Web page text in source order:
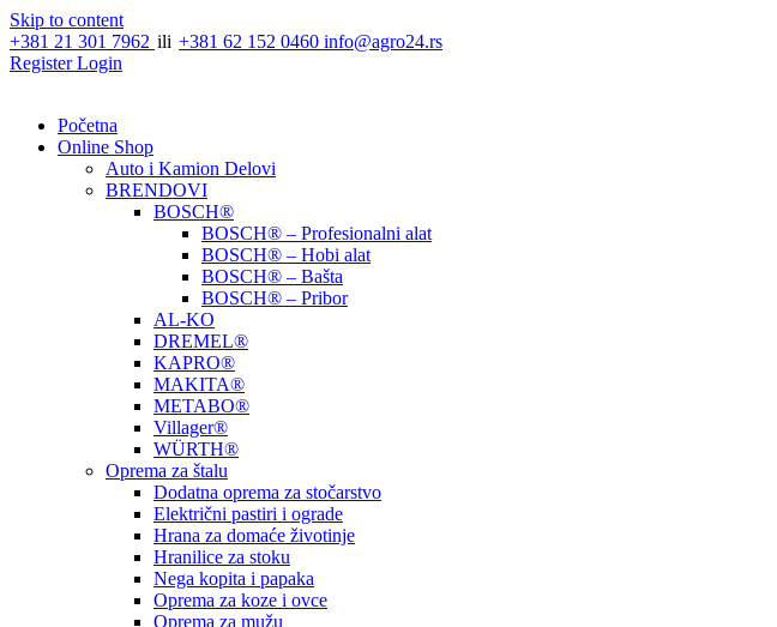
Skip to content
+381 21 301 7962 ili +381 62 152 0460 info@agro24.rs
RegisterLogin
Početna
Online Shop
Auto i Kamion Delovi
BRENDOVI
BOSCH®
BOSCH® – Profesionalni alat
BOSCH® – Hobi alat
BOSCH® – Bašta
BOSCH® – Pribor
AL-KO
DREMEL®
KAPRO®
MAKITA®
METABO®
Villager®
WÜRTH®
Oprema za štalu
Dodatna oprema za stočarstvo
Električni pastiri i ograde
Hrana za domaće životinje
Hranilice za stoku
Nega kopita i papaka
Oprema za koze i ovce
Oprema za mužu